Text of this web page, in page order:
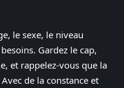
le sexe, le niveau
Gardez le cap,
et rappelez-vous que la
de la constance et